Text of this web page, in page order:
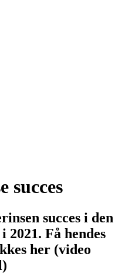
succes
succes i den
2021. Få hendes
her (video